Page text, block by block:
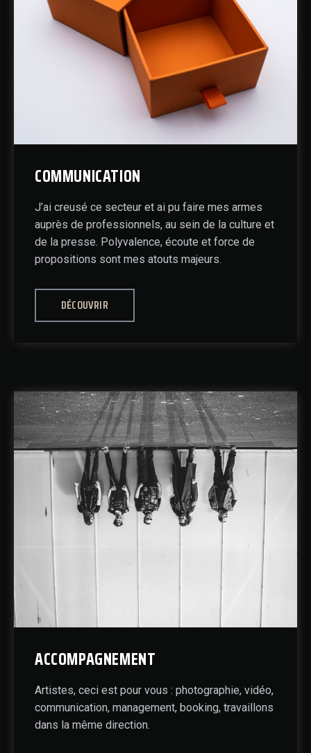
COMMUNICATION
J’ai creusé ce secteur et ai pu faire mes armes
auprès de professionnels, au sein de la culture et
de la presse. Polyvalence, écoute et force de
propositions sont mes atouts majeurs.
DÉCOUVRIR
ACCOMPAGNEMENT
Artistes, ceci est pour vous : photographie, vidéo,
communication, management, booking, travaillons
dans la même direction.